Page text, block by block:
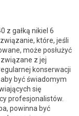
z gałką nikiel 6
które, jeśli
może posłużyć
z jej
konserwacji
być świadomym
się
profesjonalistów.
powinna być